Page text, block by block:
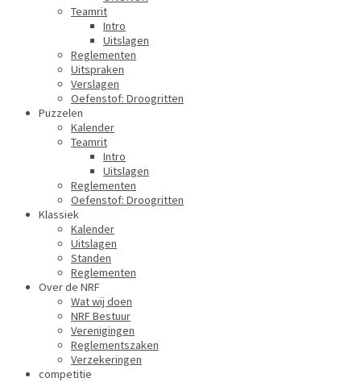
Teamrit
Intro
Uitslagen
Reglementen
Uitspraken
Verslagen
Oefenstof: Droogritten
Puzzelen
Kalender
Teamrit
Intro
Uitslagen
Reglementen
Oefenstof: Droogritten
Klassiek
Kalender
Uitslagen
Standen
Reglementen
Over de NRF
Wat wij doen
NRF Bestuur
Verenigingen
Reglementszaken
Verzekeringen
competitie